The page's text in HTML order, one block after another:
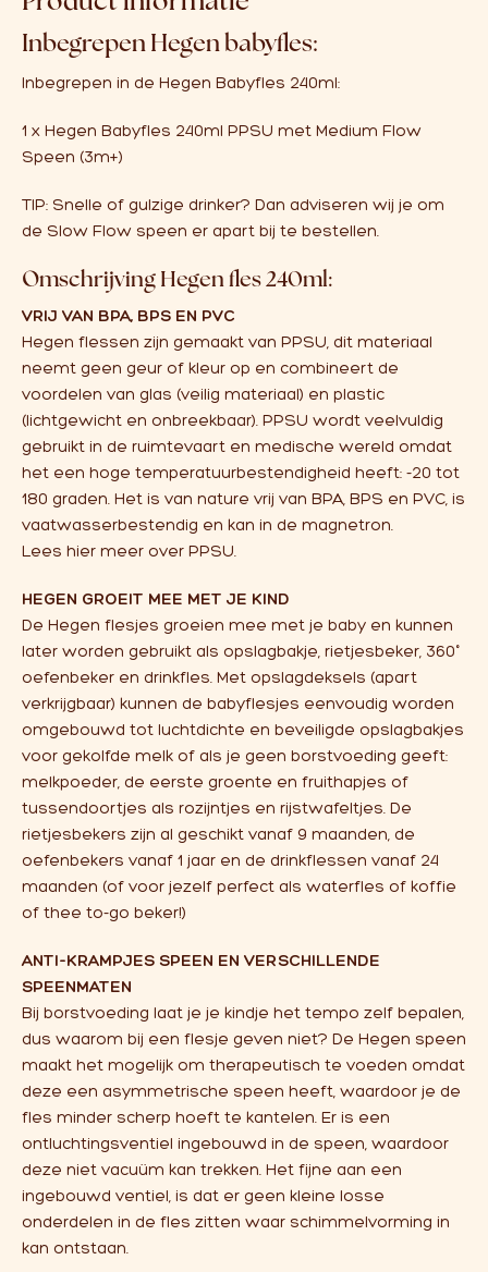
Inbegrepen Hegen babyfles:
Inbegrepen in de Hegen Babyfles 240ml:
1 x Hegen Babyfles 240ml PPSU met Medium Flow
Speen (3m+)
TIP: Snelle of gulzige drinker? Dan adviseren wij je om
de Slow Flow speen er apart bij te bestellen.
Omschrijving Hegen fles 240ml:
VRIJ VAN BPA, BPS EN PVC
Hegen flessen zijn gemaakt van PPSU, dit materiaal
neemt geen geur of kleur op en combineert de
voordelen van glas (veilig materiaal) en plastic
(lichtgewicht en onbreekbaar). PPSU wordt veelvuldig
gebruikt in de ruimtevaart en medische wereld omdat
het een hoge temperatuurbestendigheid heeft: -20 tot
180 graden. Het is van nature vrij van BPA, BPS en PVC, is
vaatwasserbestendig en kan in de magnetron.
Lees hier meer over PPSU.
HEGEN GROEIT MEE MET JE KIND
De Hegen flesjes groeien mee met je baby en kunnen
later worden gebruikt als opslagbakje, rietjesbeker, 360°
oefenbeker en drinkfles. Met opslagdeksels (apart
verkrijgbaar) kunnen de babyflesjes eenvoudig worden
omgebouwd tot luchtdichte en beveiligde opslagbakjes
voor gekolfde melk of als je geen borstvoeding geeft:
melkpoeder, de eerste groente en fruithapjes of
tussendoortjes als rozijntjes en rijstwafeltjes. De
rietjesbekers zijn al geschikt vanaf 9 maanden, de
oefenbekers vanaf 1 jaar en de drinkflessen vanaf 24
maanden (of voor jezelf perfect als waterfles of koffie
of thee to-go beker!)
ANTI-KRAMPJES SPEEN EN VERSCHILLENDE
SPEENMATEN
Bij borstvoeding laat je je kindje het tempo zelf bepalen,
dus waarom bij een flesje geven niet? De Hegen speen
maakt het mogelijk om therapeutisch te voeden omdat
deze een asymmetrische speen heeft, waardoor je de
fles minder scherp hoeft te kantelen. Er is een
ontluchtingsventiel ingebouwd in de speen, waardoor
deze niet vacuüm kan trekken. Het fijne aan een
ingebouwd ventiel, is dat er geen kleine losse
onderdelen in de fles zitten waar schimmelvorming in
kan ontstaan.